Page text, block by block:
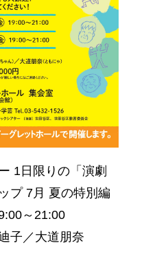
1日限りの「演劇
プ 7月 夏の特別編
～21:00
子／大道朋奈